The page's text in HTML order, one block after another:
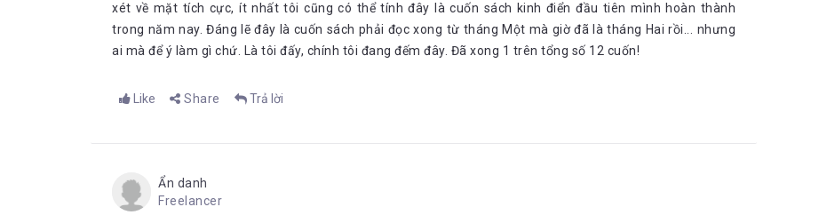
xét về mặt tích cực, ít nhất tôi cũng có thể tính đây là cuốn sách kinh điển đầu tiên mình hoàn thành
trong năm nay. Đáng lẽ đây là cuốn sách phải đọc xong từ tháng Một mà giờ đã là tháng Hai rồi... nhưng
ai mà để ý làm gì chứ. Là tôi đấy, chính tôi đang đếm đây. Đã xong 1 trên tổng số 12 cuốn!
Like Share Trả lời
Ẩn danh
Freelancer